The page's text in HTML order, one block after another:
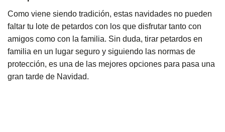
Como viene siendo tradición, estas navidades no pueden
faltar tu lote de petardos con los que disfrutar tanto con
amigos como con la familia. Sin duda, tirar petardos en
familia en un lugar seguro y siguiendo las normas de
protección, es una de las mejores opciones para pasa una
gran tarde de Navidad.